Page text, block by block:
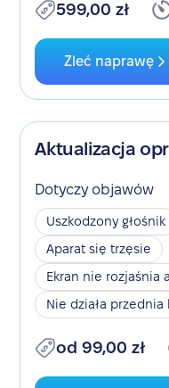
599,00 zł
Zleć naprawę
Aktualizacja
Dotyczy objawów
Uszkodzony głośnik
Aparat się trzęsie
Ekran nie rozjaśnia
Nie działa przednia
od 99,00 zł